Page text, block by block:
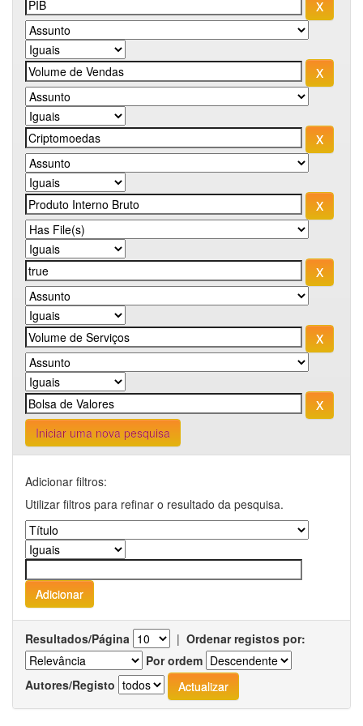
Iniciar uma nova pesquisa
Adicionar filtros:
Utilizar filtros para refinar o resultado da pesquisa.
Resultados/Página | Ordenar registos por:
Por ordem
Autores/Registo